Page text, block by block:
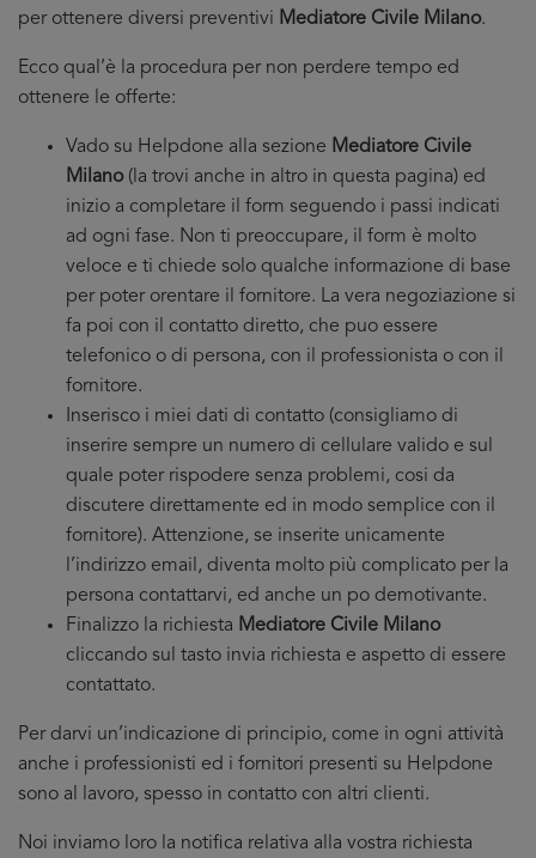
per ottenere diversi preventivi Mediatore Civile Milano.
Ecco qual’è la procedura per non perdere tempo ed
ottenere le offerte:
Vado su Helpdone alla sezione Mediatore Civile
Milano(la trovi anche in altro in questa pagina) ed
inizio a completare il form seguendo i passi indicati
ad ogni fase. Non ti preoccupare, il form è molto
veloce e ti chiede solo qualche informazione di base
per poter orentare il fornitore. La vera negoziazione si
fa poi con il contatto diretto, che puo essere
telefonico o di persona, con il professionista o con il
fornitore.
Inserisco i miei dati di contatto (consigliamo di
inserire sempre un numero di cellulare valido e sul
quale poter rispodere senza problemi, cosi da
discutere direttamente ed in modo semplice con il
fornitore). Attenzione, se inserite unicamente
l’indirizzo email, diventa molto più complicato per la
persona contattarvi, ed anche un po demotivante.
Finalizzo la richiesta Mediatore Civile Milano
cliccando sul tasto invia richiesta e aspetto di essere
contattato.
Per darvi un’indicazione di principio, come in ogni attività
anche i professionisti ed i fornitori presenti su Helpdone
sono al lavoro, spesso in contatto con altri clienti.
Noi inviamo loro la notifica relativa alla vostra richiesta